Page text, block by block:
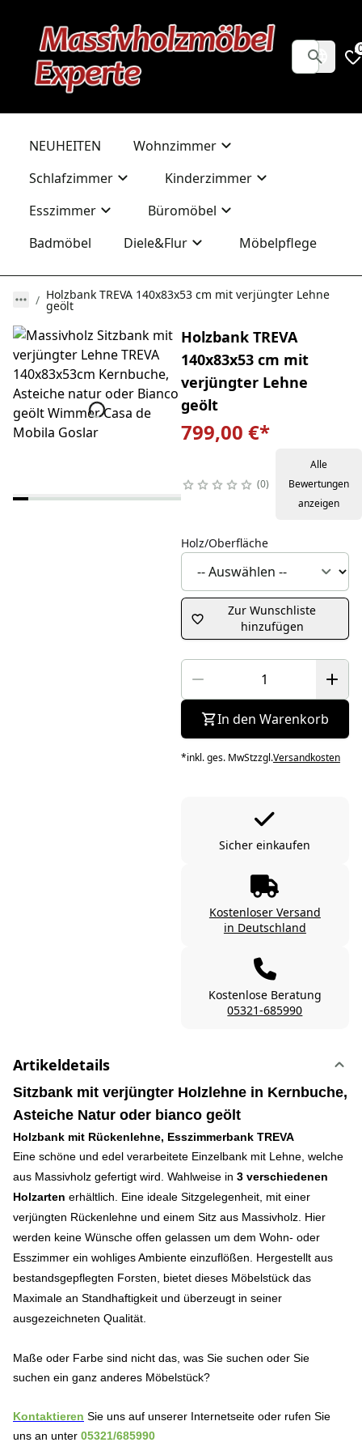
NEUHEITEN
Wohnzimmer
Schlafzimmer
Kinderzimmer
Esszimmer
Büromöbel
Badmöbel
Diele&Flur Möbelpflege
Holzbank TREVA 140x83x53 cm mit verjüngter Lehne
geölt
Holzbank TREVA
140x83x53 cm mit
verjüngter Lehne
geölt
799,00 €*
0
Alle
Bewertungen
anzeigen
Holz/Oberfläche
Zur Wunschliste
hinzufügen
In den Warenkorb
*inkl. ges. MwStzzgl.Versandkosten
Sicher einkaufen
Kostenloser Versand
in Deutschland
Kostenlose Beratung
05321-685990
Artikeldetails
Sitzbank mit verjüngter Holzlehne in Kernbuche,
Asteiche Natur oder bianco geölt
Holzbank mit Rückenlehne, Esszimmerbank TREVA
Eine schöne und edel verarbeitete Einzelbank mit Lehne, welche
aus Massivholz gefertigt wird. Wahlweise in 3 verschiedenen
Holzarten erhältlich . Eine ideale Sitzgelegenheit, mit einer
verjüngten Rückenlehne und einem Sitz aus Massivholz. Hier
werden keine Wünsche offen gelassen um dem Wohn- oder
Esszimmer ein wohliges Ambiente einzuflößen. Hergestellt aus
bestandsgepflegten Forsten, bietet dieses Möbelstück das
Maximale an Standhaftigkeit und überzeugt in seiner
ausgezeichneten Qualität.
Maße oder Farbe sind nicht das, was Sie suchen oder Sie
suchen ein ganz anderes Möbelstück?
Kontaktieren Sie uns auf unserer Internetseite oder rufen Sie
uns an unter 05321/685990